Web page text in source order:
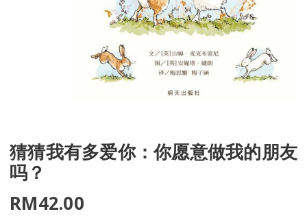
猜猜我有多爱你：你愿意做我的朋友
吗？
RM42.00